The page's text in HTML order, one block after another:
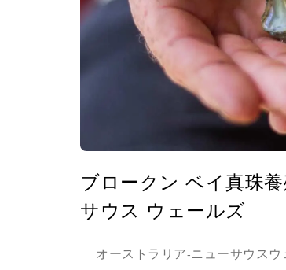
ブロークン ベイ真珠
サウス ウェールズ
オーストラリア-ニューサウスウ